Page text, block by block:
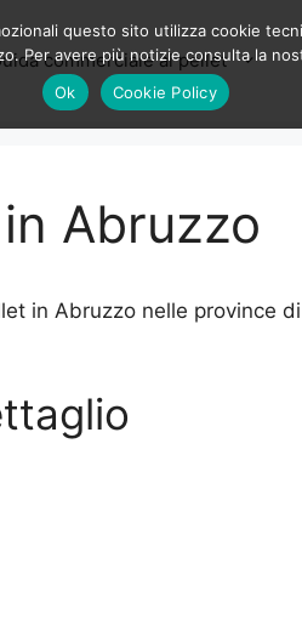
commerciale al pellet
Abruzzo
in Abruzzo nelle province di
questo sito utilizza cookie
Per avere più notizie consulta la
Ok
Cookie Policy